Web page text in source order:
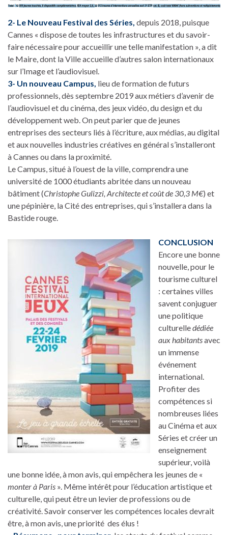
2- Le Nouveau Festival des Séries, depuis 2018, puisque
Cannes « dispose de toutes les infrastructures et du savoir-
faire nécessaire pour accueillir une telle manifestation », a dit
le Maire, dont la Ville accueille d’autres salon internationaux
sur l’Image et l’audiovisuel.
3- Un nouveau Campus, lieu de formation de futurs
professionnels, dès septembre 2019 aux métiers d’avenir de
l’audiovisuel et du cinéma, des jeux vidéo, du design et du
développement web. On peut parier que de jeunes
entreprises des secteurs liés à l’écriture, aux médias, au digital
et aux nouvelles industries créatives en général s’installeront
à Cannes ou dans la proximité.
Le Campus, situé à l’ouest de la ville, comprendra une
université de 1000 étudiants abritée dans un nouveau
bâtiment (Christophe Gulizzi, Architecte et coût de 30,3 M€) et
une pépinière, la Cité des entreprises, qui s’installera dans la
Bastide rouge.
CONCLUSION
Encore une bonne
nouvelle, pour le
tourisme culturel
: certaines villes
savent conjuguer
une politique
culturelledédiée
aux habitantsavec
un immense
événement
international.
Profiter des
compétences si
nombreuses liées
au Cinéma et aux
Séries et créer un
enseignement
supérieur, voilà
une bonne idée, à mon avis, qui empêchera les jeunes de «
monter à Paris ». Même intérêt pour l’éducation artistique et
culturelle, qui peut être un levier de professions ou de
créativité. Savoir conserver les compétences locales devrait
être, à mon avis, une priorité des élus !